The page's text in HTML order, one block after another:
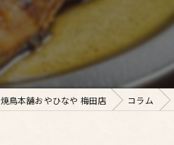
鳥本舗おやひなや 梅田店 コラム